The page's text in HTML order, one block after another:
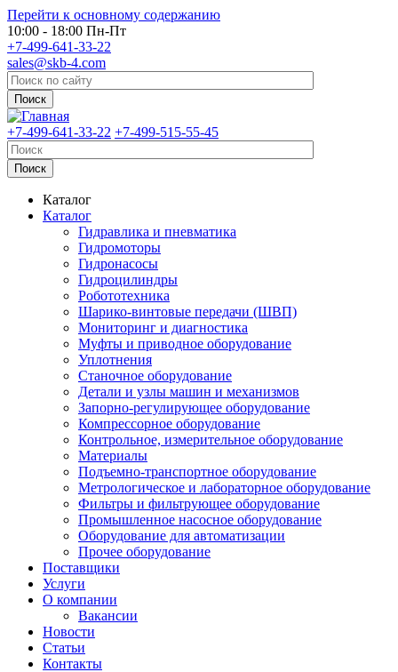
Перейти к основному содержанию
10:00 - 18:00 Пн-Пт
+7-499-641-33-22
sales@skb-4.com
+7-499-641-33-22 +7-499-515-55-45
Каталог
Каталог
Гидравлика и пневматика
Гидромоторы
Гидронасосы
Гидроцилиндры
Робототехника
Шарико-винтовые передачи (ШВП)
Мониторинг и диагностика
Муфты и приводное оборудование
Уплотнения
Станочное оборудование
Детали и узлы машин и механизмов
Запорно-регулирующее оборудование
Компрессорное оборудование
Контрольное, измерительное оборудование
Материалы
Подъемно-транспортное оборудование
Метрологическое и лабораторное оборудование
Фильтры и фильтрующее оборудование
Промышленное насосное оборудование
Оборудование для автоматизации
Прочее оборудование
Поставщики
Услуги
О компании
Вакансии
Новости
Статьи
Контакты